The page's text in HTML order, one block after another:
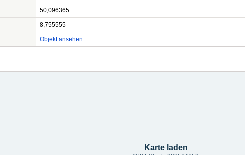
50,096365
8,755555
Objekt ansehen
Karte laden